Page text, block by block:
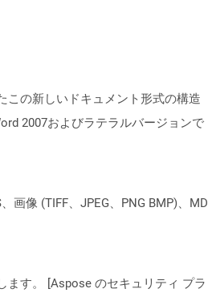
の新しいドキュメント形式の構造
2007およびラテラルバージョンで
画像 (TIFF、JPEG、PNG BMP)、MD
ます。 [Aspose のセキュリティ プラ